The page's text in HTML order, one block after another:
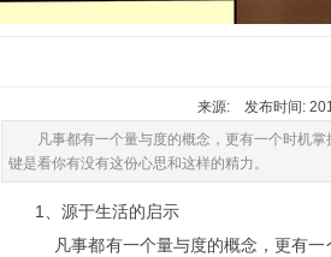
来源: 发布时间:
凡事都有一个量与度的概念，更有一个时机
键是看你有没有这份心思和这样的精力。
1、源于生活的启示
凡事都有一个量与度的概念，更有一